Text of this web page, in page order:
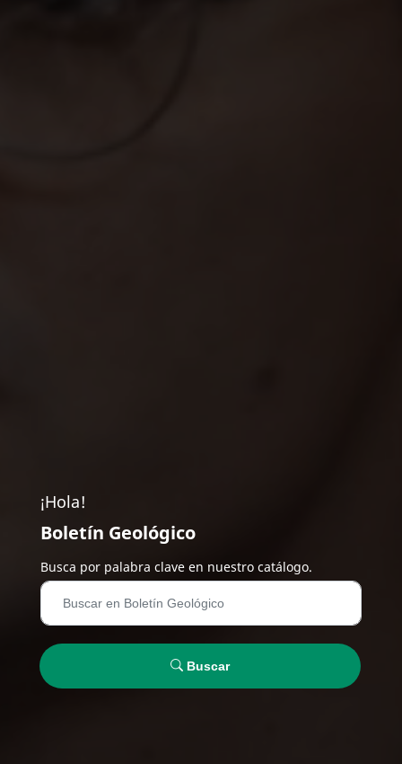
¡Hola!
Boletín Geológico
Busca por palabra clave en nuestro catálogo.
Buscar